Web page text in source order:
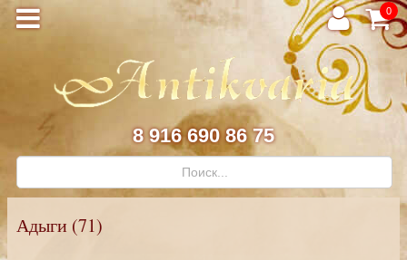
0
8 916 690 86 75
Адыги (71)